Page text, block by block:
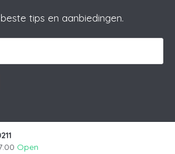
tips en aanbiedingen.
Open